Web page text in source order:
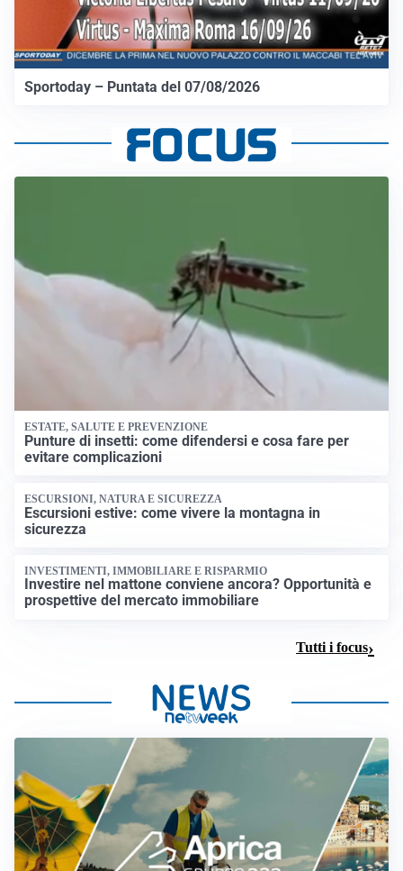
Sportoday – Puntata del 07/08/2026
ESTATE, SALUTE E PREVENZIONE
Punture di insetti: come difendersi e cosa fare per
evitare complicazioni
ESCURSIONI, NATURA E SICUREZZA
Escursioni estive: come vivere la montagna in
sicurezza
INVESTIMENTI, IMMOBILIARE E RISPARMIO
Investire nel mattone conviene ancora? Opportunità e
prospettive del mercato immobiliare
Tutti i focus